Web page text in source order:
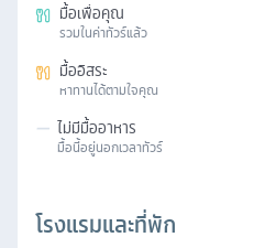
มื้อเพื่อคุณ
รวมในค่าทัวร์แล้ว
มื้ออิสระ
หาทานได้ตามใจคุณ
— ไม่มีมื้ออาหาร
มื้อนี้อยู่นอกเวลาทัวร์
โรงแรมและที่พัก